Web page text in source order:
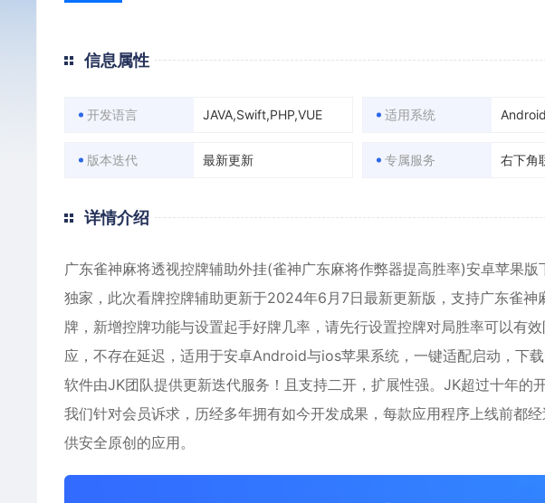
信息属性
开发语言 JAVA,Swift,PHP,VUE 适用系统
版本迭代 最新更新 专属服务 右下角
详情介绍
广东雀神麻将透视控牌辅助外挂(雀神广东麻将作弊器提高胜率)安卓苹果版
独家，此次看牌控牌辅助更新于2024年6月7日最新更新版，支持广东雀
牌，新增控牌功能与设置起手好牌几率，请先行设置控牌对局胜率可以有
应，不存在延迟，适用于安卓Android与ios苹果系统，一键适配启动，下载
软件由JK团队提供更新迭代服务！且支持二开，扩展性强。JK超过十年的
我们针对会员诉求，历经多年拥有如今开发成果，每款应用程序上线前都
供安全原创的应用。